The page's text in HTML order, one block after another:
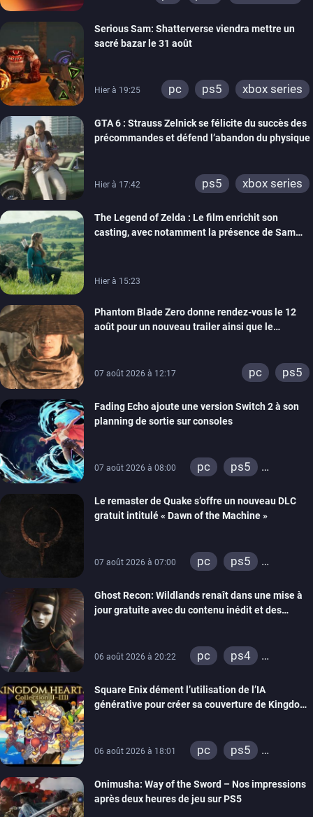
xbox one
switch 2
Serious Sam: Shatterverse viendra mettre un
sacré bazar le 31 août
Hier à 19:25 pc ps5 xbox series
GTA 6 : Strauss Zelnick se félicite du succès des
précommandes et défend l’abandon du physique
Hier à 17:42 ps5 xbox series
The Legend of Zelda : Le film enrichit son
casting, avec notamment la présence de Sam
Hier à 15:23
Phantom Blade Zero donne rendez-vous le 12
août pour un nouveau trailer ainsi que le
07 août 2026 à 12:17 pc ps5
Fading Echo ajoute une version Switch 2 à son
planning de sortie sur consoles
07 août 2026 à 08:00 pc
ps5
Le remaster de Quake s’offre un nouveau DLC
gratuit intitulé « Dawn of the Machine »
07 août 2026 à 07:00 pc
ps5
switch
ps4
xbox one
Ghost Recon: Wildlands renaît dans une mise à
jour gratuite avec du contenu inédit et des
06 août 2026 à 20:22 pc
ps4
Square Enix dément l’utilisation de l’IA
générative pour créer sa couverture de Kingdom
06 août 2026 à 18:01 pc
ps5
switch 2
Onimusha: Way of the Sword – Nos impressions
après deux heures de jeu sur PS5